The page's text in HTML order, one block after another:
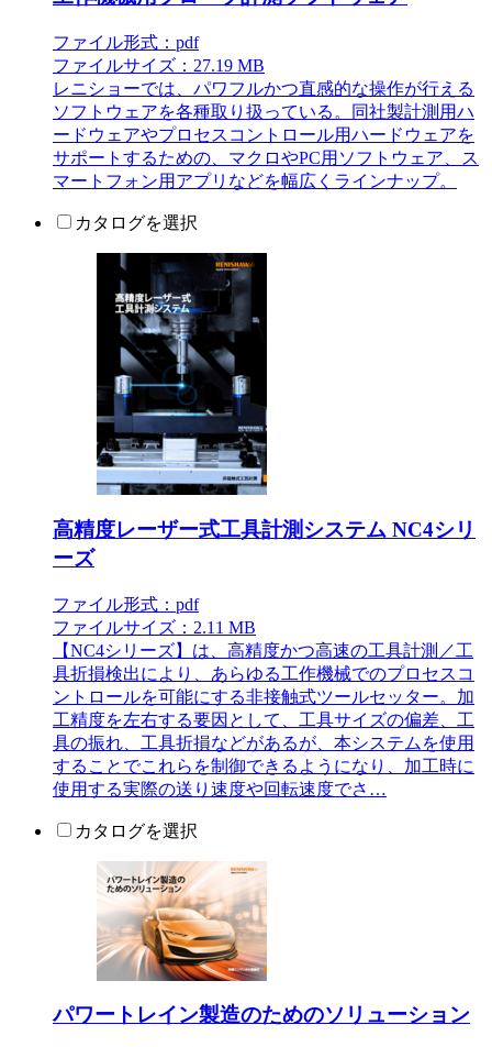
ファイル形式：pdf
ファイルサイズ：27.19 MB
レニショーでは、パワフルかつ直感的な操作が行える
ソフトウェアを各種取り扱っている。同社製計測用ハ
ードウェアやプロセスコントロール用ハードウェアを
サポートするための、マクロやPC用ソフトウェア、ス
マートフォン用アプリなどを幅広くラインナップ。
カタログを選択
高精度レーザー式工具計測システム NC4シリ
ーズ
ファイル形式：pdf
ファイルサイズ：2.11 MB
【NC4シリーズ】は、高精度かつ高速の工具計測／工
具折損検出により、あらゆる工作機械でのプロセスコ
ントロールを可能にする非接触式ツールセッター。加
工精度を左右する要因として、工具サイズの偏差、工
具の振れ、工具折損などがあるが、本システムを使用
することでこれらを制御できるようになり、加工時に
使用する実際の送り速度や回転速度でさ…
カタログを選択
パワートレイン製造のためのソリューション